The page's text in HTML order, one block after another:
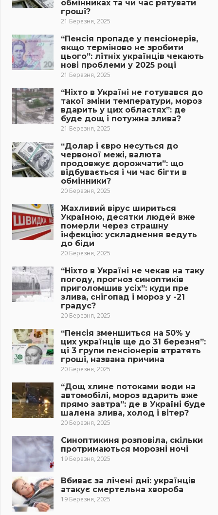
обмінниках та чи час рятувати
гроші?
21 Березня, 2025
“Пенсія пропаде у пенсіонерів,
якщо терміново не зробити
цього”: літніх українців чекають
нові проблеми у 2025 році
21 Березня, 2025
“Ніхто в Україні не готувався до
такої зміни температури, мороз
вдарить у цих областях”: де
буде дощ і потужна злива?
21 Березня, 2025
“Долар і євро несуться до
червоної межі, валюта
продовжує дорожчати”: що
відбувається і чи час бігти в
обмінники?
20 Березня, 2025
Жахливий вірус шириться
Україною, десятки людей вже
померли через страшну
інфекцію: ускладнення ведуть
до біди
20 Березня, 2025
“Ніхто в Україні не чекав на таку
погоду, прогноз синоптиків
приголомшив усіх”: куди пре
злива, снігопад і мороз у -21
градус?
20 Березня, 2025
“Пенсія зменшиться на 50% у
цих українців ще до 31 березня”:
ці 3 групи пенсіонерів втратять
гроші, названа причина
20 Березня, 2025
“Дощ хлине потоками води на
автомобілі, мороз вдарить вже
прямо завтра”: де в Україні буде
шалена злива, холод і вітер?
20 Березня, 2025
Синоптикиня розповіла, скільки
протримаються морозні ночі
19 Березня, 2025
Вбиває за лічені дні: українців
атакує смертельна хвороба
19 Березня, 2025